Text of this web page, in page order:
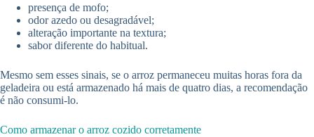
presença de mofo;
odor azedo ou desagradável;
alteração importante na textura;
sabor diferente do habitual.
Mesmo sem esses sinais, se o arroz permaneceu muitas horas fora da
geladeira ou está armazenado há mais de quatro dias, a recomendação
é não consumi-lo.
Como armazenar o arroz cozido corretamente